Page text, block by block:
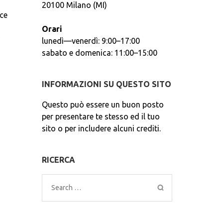
20100 Milano (MI)
Orari
lunedì—venerdì: 9:00–17:00
sabato e domenica: 11:00–15:00
INFORMAZIONI SU QUESTO SITO
Questo può essere un buon posto
per presentare te stesso ed il tuo
sito o per includere alcuni crediti.
RICERCA
Search
for: